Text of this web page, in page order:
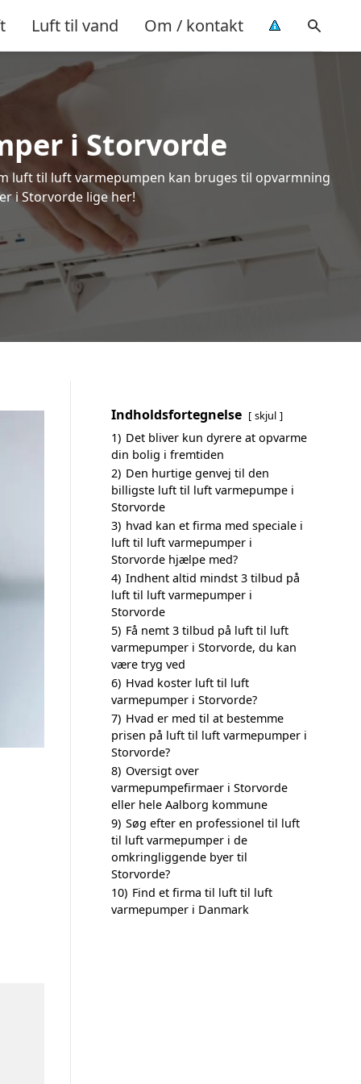
Luft til vand Om / kontakt
i Storvorde
luft til luft varmepumpen kan bruges til opvarmning
i Storvorde lige her!
Indholdsfortegnelse skjul
1) Det bliver kun dyrere at opvarme
din bolig i fremtiden
2) Den hurtige genvej til den
billigste luft til luft varmepumpe i
Storvorde
3) hvad kan et firma med speciale i
luft til luft varmepumper i
Storvorde hjælpe med?
4) Indhent altid mindst 3 tilbud på
luft til luft varmepumper i
Storvorde
5) Få nemt 3 tilbud på luft til luft
varmepumper i Storvorde, du kan
være tryg ved
6) Hvad koster luft til luft
varmepumper i Storvorde?
7) Hvad er med til at bestemme
prisen på luft til luft varmepumper i
Storvorde?
8) Oversigt over
varmepumpefirmaer i Storvorde
eller hele Aalborg kommune
9) Søg efter en professionel til luft
til luft varmepumper i de
omkringliggende byer til
Storvorde?
10) Find et firma til luft til luft
varmepumper i Danmark